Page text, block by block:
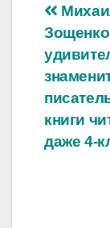
по
книги
даже 4-